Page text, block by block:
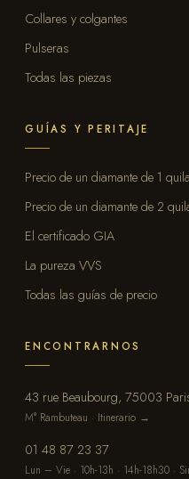
Collares y colgantes
Pulseras
Todas las piezas
GUÍAS Y PERITAJE
Precio de un diamante de 1
Precio de un diamante de 2
El certificado GIA
La pureza VVS
Todas las guías de precio
ENCONTRARNOS
43 rue Beaubourg, 75003
M° Rambuteau · Itinerario →
01 48 87 23 37
Lun – Vie · 10h-13h · 14h-18h30 ·